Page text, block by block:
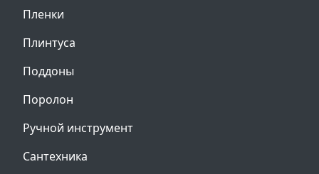
Пленки
Плинтуса
Поддоны
Поролон
Ручной инструмент
Сантехника